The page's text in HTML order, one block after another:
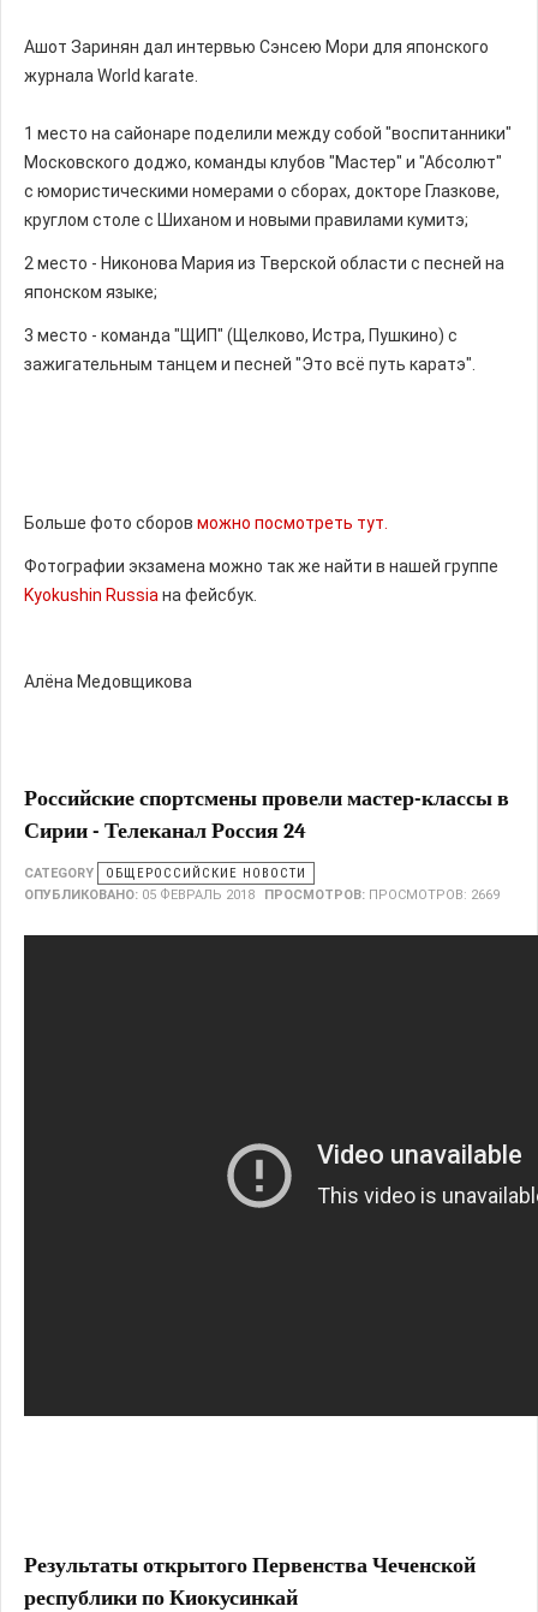
Ашот Заринян дал интервью Сэнсею Мори для японского
журнала World karate.
1 место на сайонаре поделили между собой "воспитанники"
Московского доджо, команды клубов "Мастер" и "Абсолют"
с юмористическими номерами о сборах, докторе Глазкове,
круглом столе с Шиханом и новыми правилами кумитэ;
2 место - Никонова Мария из Тверской области с песней на
японском языке;
3 место - команда "ЩИП" (Щелково, Истра, Пушкино) с
зажигательным танцем и песней "Это всё путь каратэ".
Больше фото сборов можно посмотреть тут.
Фотографии экзамена можно так же найти в нашей группе
Kyokushin Russia на фейсбук.
Алёна Медовщикова
Российские спортсмены провели мастер-классы в
Сирии - Телеканал Россия 24
CATEGORY
ОБЩЕРОССИЙСКИЕ НОВОСТИ
ОПУБЛИКОВАНО: 05 ФЕВРАЛЬ 2018 ПРОСМОТРОВ: ПРОСМОТРОВ: 2669
Результаты открытого Первенства Чеченской
республики по Киокусинкай